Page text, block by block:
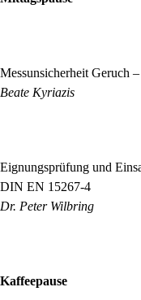
Messunsicherheit Geruch
Beate Kyriazis
Eignungsprüfung und
DIN EN 15267-4
Dr. Peter Wilbring
Kaffeepause